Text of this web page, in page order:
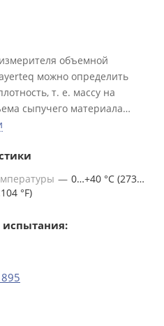
объемной
можно определить
т. е. массу на
сыпучего материала
— 0…+40 °C (273…
°F)
испытания: